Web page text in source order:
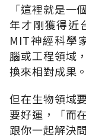
「這裡就是一
年才剛獲得近
MIT神經科學
腦或工程領域
換來相對成果。
但在生物領域
要好運，「而
跟你一起解決